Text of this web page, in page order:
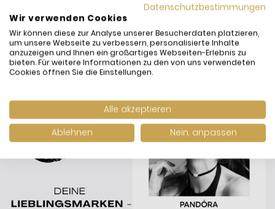
Datenschutzbestimmungen
Wir verwenden Cookies
Wir können diese zur Analyse unserer Besucherdaten platzieren,
um unsere Webseite zu verbessern, personalisierte Inhalte
anzuzeigen und Ihnen ein großartiges Webseiten-Erlebnis zu
bieten. Für weitere Informationen zu den von uns verwendeten
Cookies öffnen Sie die Einstellungen.
Alle akzeptieren
Ablehnen
Nein, anpassen